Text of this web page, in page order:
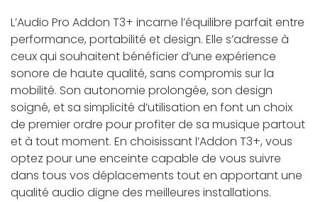
L’Audio Pro Addon T3+ incarne l’équilibre parfait entre
performance, portabilité et design. Elle s’adresse à
ceux qui souhaitent bénéficier d’une expérience
sonore de haute qualité, sans compromis sur la
mobilité. Son autonomie prolongée, son design
soigné, et sa simplicité d’utilisation en font un choix
de premier ordre pour profiter de sa musique partout
et à tout moment. En choisissant l’Addon T3+, vous
optez pour une enceinte capable de vous suivre
dans tous vos déplacements tout en apportant une
qualité audio digne des meilleures installations.